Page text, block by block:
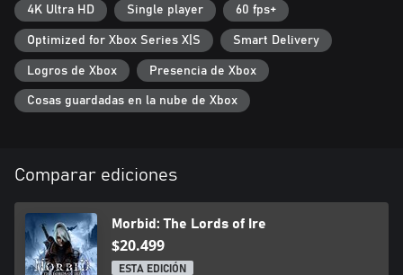
habilidades y busca a las monstruosas criaturas oscuras y
poderosas únicas que acechan en cada nivel.
4K Ultra HD Single player 60 fps+
Optimized for Xbox Series X|S Smart Delivery
Logros de Xbox Presencia de Xbox
Cosas guardadas en la nube de Xbox
Comparar ediciones
Morbid: The Lords of Ire
$20.499
ESTA EDICIÓN